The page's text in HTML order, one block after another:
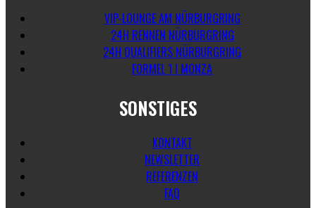
VIP-LOUNGE AM NÜRBURGRING
24H RENNEN NÜRBURGRING
24H QUALIFIERS NÜRBURGRING
FORMEL 1 I MONZA
SONSTIGES
KONTAKT
NEWSLETTER
REFERENZEN
FAQ